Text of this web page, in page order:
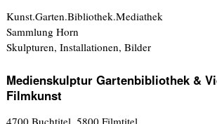
Kunst.Garten.Bibliothek.Mediathek
Sammlung Horn
Skulpturen, Installationen, Bilder
Medienskulptur Gartenbibliothek &
Filmkunst